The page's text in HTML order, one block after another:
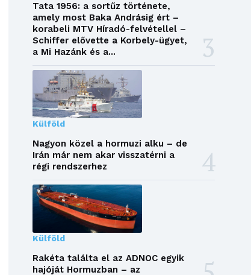
Tata 1956: a sortűz története,
amely most Baka Andrásig ért –
korabeli MTV Híradó-felvétellel –
Schiffer elővette a Korbely-ügyet,
a Mi Hazánk és a...
Külföld
Nagyon közel a hormuzi alku – de
Irán már nem akar visszatérni a
régi rendszerhez
Külföld
Rakéta találta el az ADNOC egyik
hajóját Hormuzban – az